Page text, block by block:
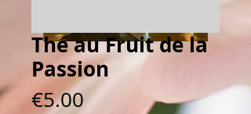
Thé au Fruit de la
Passion
€5.00Prix